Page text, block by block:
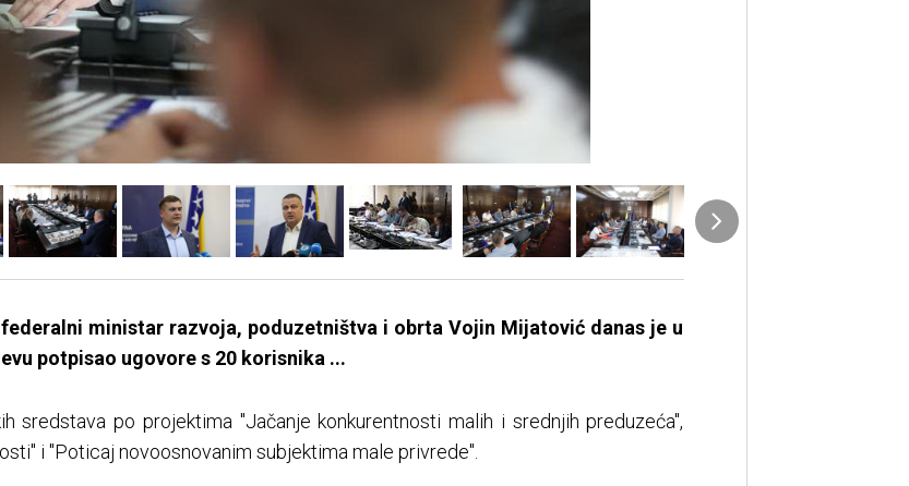
ministar razvoja, poduzetništva i obrta Vojin Mijatović danas je u
potpisao ugovore s 20 korisnika ...
sredstava po projektima "Jačanje konkurentnosti malih i srednjih preduzeća",
i "Poticaj novoosnovanim subjektima male privrede".